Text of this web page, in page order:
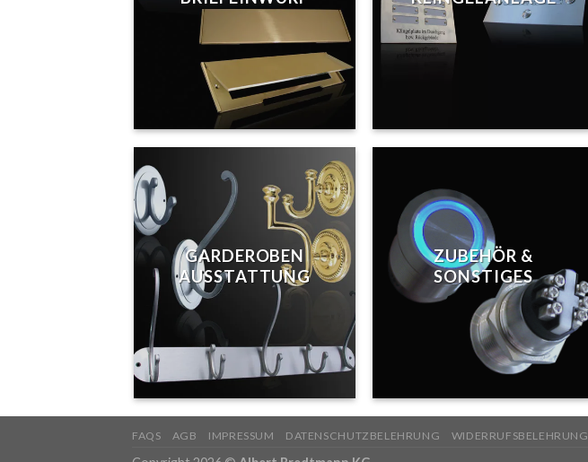
GARDEROBEN
AUSSTATTUNG
ZUBEHÖR &
SONSTIGES
FAQS AGB IMPRESSUM DATENSCHUTZBELEHRUNG WIDERRUFSBELEHRUNG